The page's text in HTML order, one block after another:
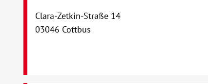
Clara-Zetkin-Straße 14
03046 Cottbus